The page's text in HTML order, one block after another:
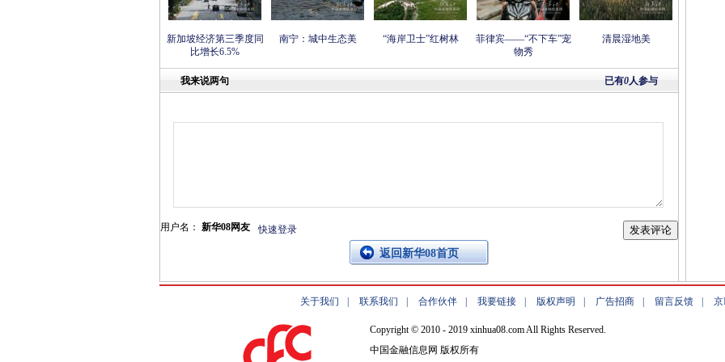
新加坡经济第三季度同
比增长6.5%
南宁：城中生态美 “海岸卫士”红树林
菲律宾——“不下车”宠
物秀
清晨湿地美
已有0人参与
我来说两句
用户名： 新华08网友 快速登录
返回新华08首页
关于我们 联系我们 合作伙伴 我要链接 版权声明 广告招商 留言反馈 京
Copyright © 2010 - 2019 xinhua08.com All Rights Reserved.
中国金融信息网 版权所有